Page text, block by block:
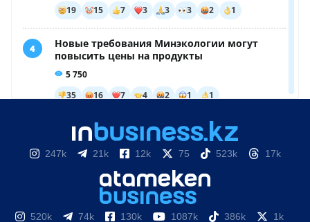
247k 21k 12k 75 523k 17k
520k 74k 130k 1087k 386k
1k